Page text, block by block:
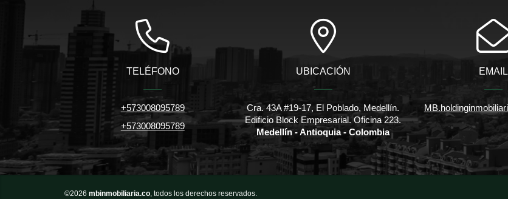
TELÉFONO
+573008095789
+573008095789
UBICACIÓN
Cra. 43A #19-17, El Poblado, Medellín.
Edificio Block Empresarial. Oficina 223.
Medellín - Antioquia - Colombia
EMAIL
©2026 mbinmobiliaria.co, todos los derechos reservados.